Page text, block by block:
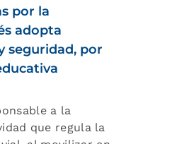
por la
adopta
seguridad, por
a la
que regula la